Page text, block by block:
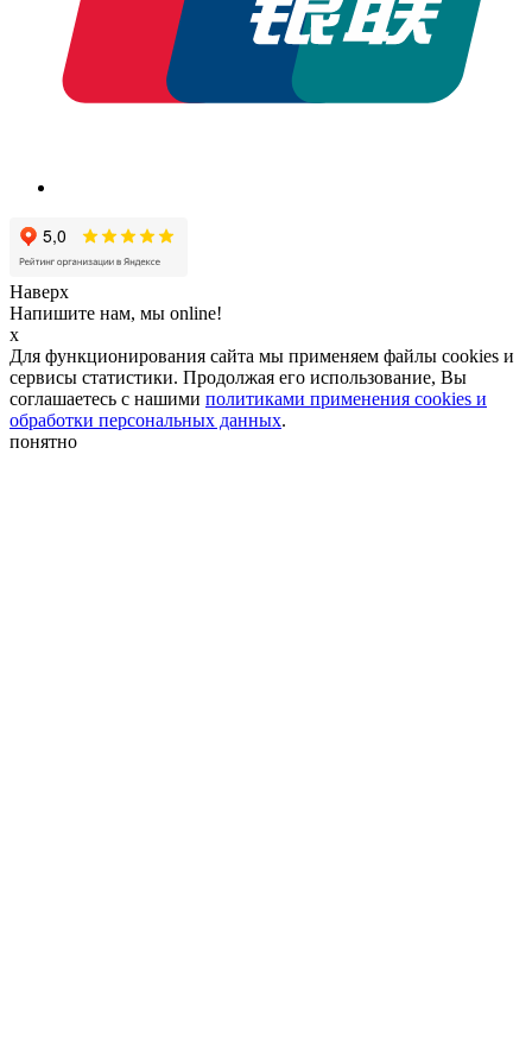
Наверх
Напишите нам, мы online!
x
Для функционирования сайта мы применяем файлы cookies и
сервисы статистики. Продолжая его использование, Вы
соглашаетесь с нашими политиками применения cookies и
обработки персональных данных.
понятно